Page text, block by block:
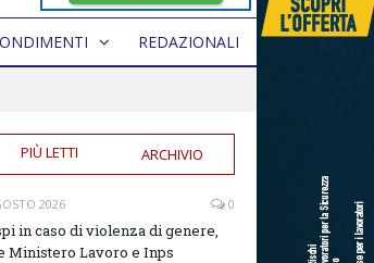
REDAZIONALI
PIÙ LETTI ARCHIVIO
2026 0
in caso di violenza di genere,
Ministero Lavoro e Inps